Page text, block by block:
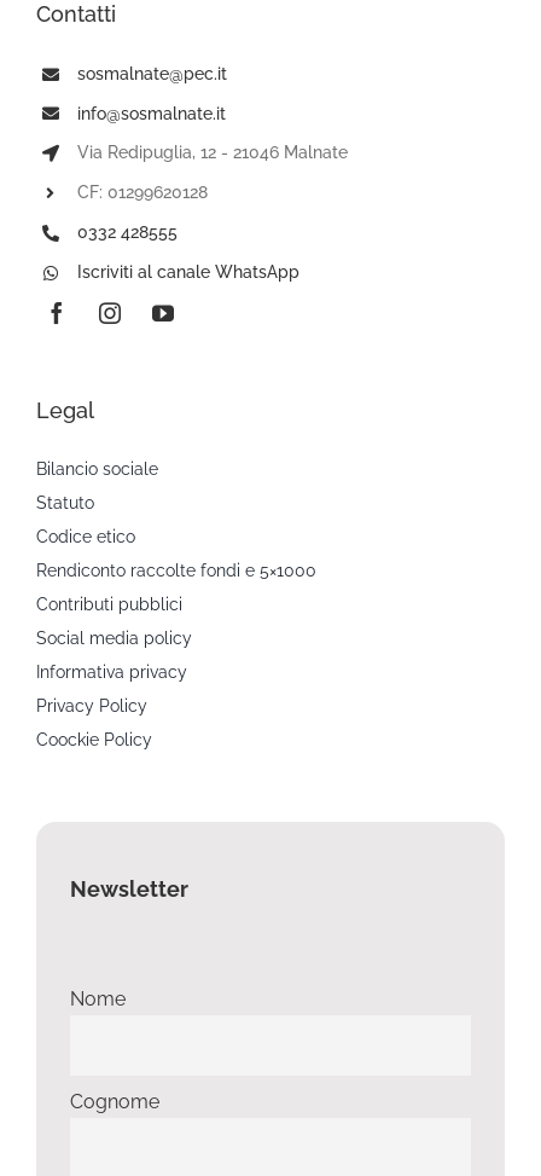
Contatti
sosmalnate@pec.it
info@sosmalnate.it
Via Redipuglia, 12 - 21046 Malnate
CF: 01299620128
0332 428555
Iscriviti al canale WhatsApp
Legal
Bilancio sociale
Statuto
Codice etico
Rendiconto raccolte fondi e 5×1000
Contributi pubblici
Social media policy
Informativa privacy
Privacy Policy
Coockie Policy
Newsletter
Nome
Cognome